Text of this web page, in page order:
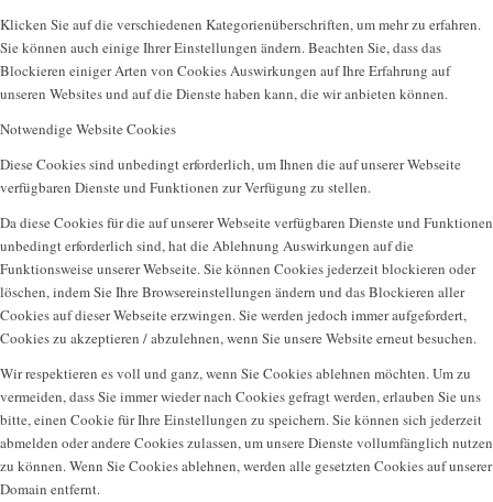
Klicken Sie auf die verschiedenen Kategorienüberschriften, um mehr zu erfahren.
Sie können auch einige Ihrer Einstellungen ändern. Beachten Sie, dass das
Blockieren einiger Arten von Cookies Auswirkungen auf Ihre Erfahrung auf
unseren Websites und auf die Dienste haben kann, die wir anbieten können.
Notwendige Website Cookies
Diese Cookies sind unbedingt erforderlich, um Ihnen die auf unserer Webseite
verfügbaren Dienste und Funktionen zur Verfügung zu stellen.
Da diese Cookies für die auf unserer Webseite verfügbaren Dienste und Funktionen
unbedingt erforderlich sind, hat die Ablehnung Auswirkungen auf die
Funktionsweise unserer Webseite. Sie können Cookies jederzeit blockieren oder
löschen, indem Sie Ihre Browsereinstellungen ändern und das Blockieren aller
Cookies auf dieser Webseite erzwingen. Sie werden jedoch immer aufgefordert,
Cookies zu akzeptieren / abzulehnen, wenn Sie unsere Website erneut besuchen.
Wir respektieren es voll und ganz, wenn Sie Cookies ablehnen möchten. Um zu
vermeiden, dass Sie immer wieder nach Cookies gefragt werden, erlauben Sie uns
bitte, einen Cookie für Ihre Einstellungen zu speichern. Sie können sich jederzeit
abmelden oder andere Cookies zulassen, um unsere Dienste vollumfänglich nutzen
zu können. Wenn Sie Cookies ablehnen, werden alle gesetzten Cookies auf unserer
Domain entfernt.